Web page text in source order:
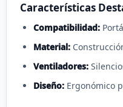
Características
Compatibilidad:
Material:
Ventiladores:
Diseño: Ergonómico